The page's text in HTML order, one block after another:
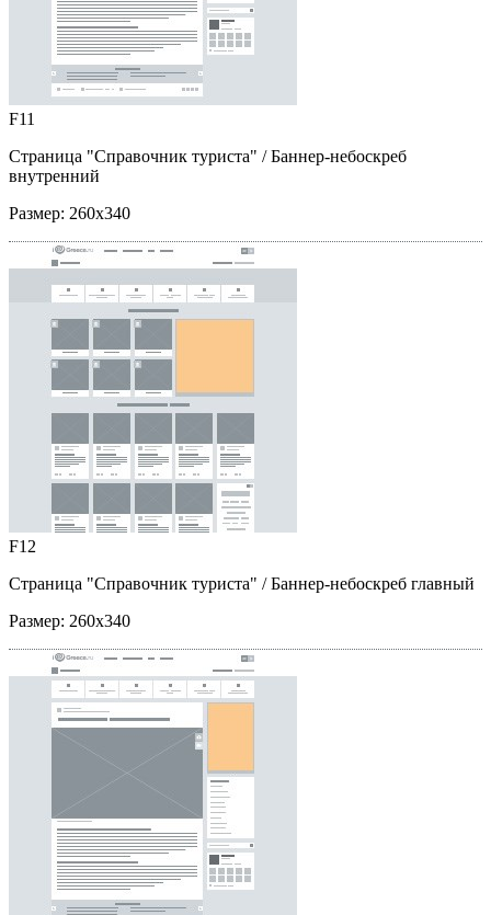
F11
Страница "Справочник туриста" / Баннер-небоскреб
внутренний
Размер: 260x340
F12
Страница "Справочник туриста" / Баннер-небоскреб главный
Размер: 260x340